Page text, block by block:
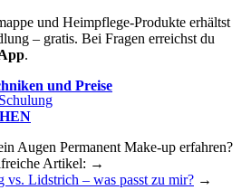
und Heimpflege-Produkte erhältst
– gratis. Bei Fragen erreichst du
.
und Preise
Augen Permanent Make-up erfahren?
Artikel: →
vs. Lidstrich – was passt zu mir? →